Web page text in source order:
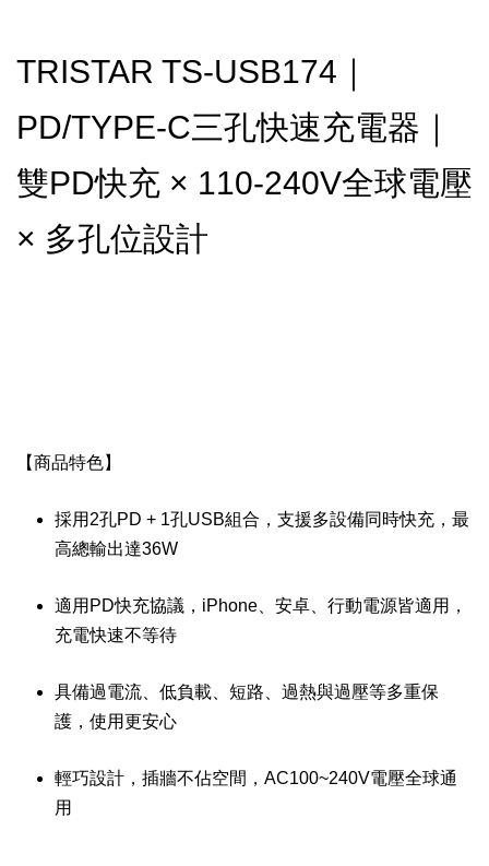
TRISTAR TS-USB174｜
PD/TYPE-C三孔快速充電器｜
雙PD快充 × 110-240V全球電壓
× 多孔位設計
【商品特色】
採用2孔PD + 1孔USB組合，支援多設備同時快充，最
高總輸出達36W
適用PD快充協議，iPhone、安卓、行動電源皆適用，
充電快速不等待
具備過電流、低負載、短路、過熱與過壓等多重保
護，使用更安心
輕巧設計，插牆不佔空間，AC100~240V電壓全球通
用